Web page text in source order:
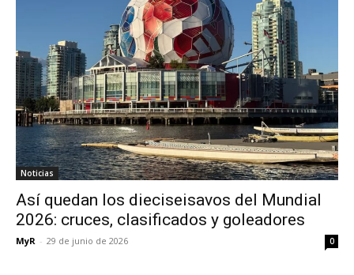
Noticias
Así quedan los dieciseisavos del Mundial
2026: cruces, clasificados y goleadores
MyR - 29 de junio de 2026 0